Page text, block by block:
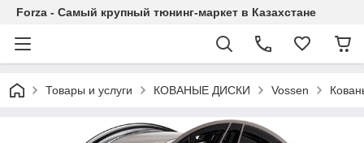
Forza - Самый крупный тюнинг-маркет в Казахстане
Товары и услуги КОВАНЫЕ ДИСКИ Vossen